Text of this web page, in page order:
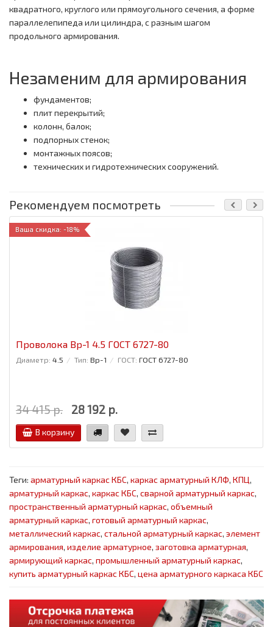
квадратного, круглого или прямоугольного сечения, а форме
параллелепипеда или цилиндра, с разным шагом
продольного армирования.
Незаменим для армирования
фундаментов;
плит перекрытий;
колонн, балок;
подпорных стенок;
монтажных поясов;
технических и гидротехнических сооружений.
Рекомендуем посмотреть
Ваша скидка: -18%
Проволока Вр-1 4.5 ГОСТ 6727-80
Диаметр: 4.5 Тип: Вр-1 ГОСТ: ГОСТ 6727-80
34 415 р. 28 192 р.
В корзину
Теги: арматурный каркас КБС, каркас арматурный КЛФ, КПЦ,
арматурный каркас, каркас КБС, сварной арматурный каркас,
пространственный арматурный каркас, объемный
арматурный каркас, готовый арматурный каркас,
металлический каркас, стальной арматурный каркас, элемент
армирования, изделие арматурное, заготовка арматурная,
армирующий каркас, промышленный арматурный каркас,
купить арматурный каркас КБС, цена арматурного каркаса КБС